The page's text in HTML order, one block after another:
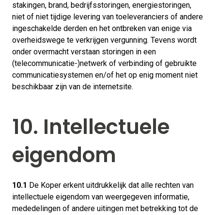
stakingen, brand, bedrijfsstoringen, energiestoringen,
niet of niet tijdige levering van toeleveranciers of andere
ingeschakelde derden en het ontbreken van enige via
overheidswege te verkrijgen vergunning. Tevens wordt
onder overmacht verstaan storingen in een
(telecommunicatie-)netwerk of verbinding of gebruikte
communicatiesystemen en/of het op enig moment niet
beschikbaar zijn van de internetsite.
10. Intellectuele
eigendom
10.1 De Koper erkent uitdrukkelijk dat alle rechten van
intellectuele eigendom van weergegeven informatie,
mededelingen of andere uitingen met betrekking tot de